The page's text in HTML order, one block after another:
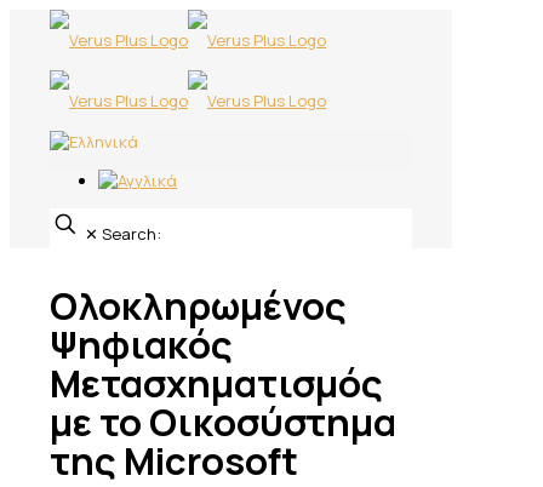
✕ Search:
Ολοκληρωμένος
Ψηφιακός
Μετασχηματισμός
με το Οικοσύστημα
της Microsoft